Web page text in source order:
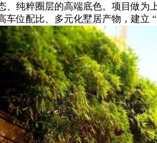
纯粹圈层的高端底色。项目做
位配比、多元化墅居产物，建